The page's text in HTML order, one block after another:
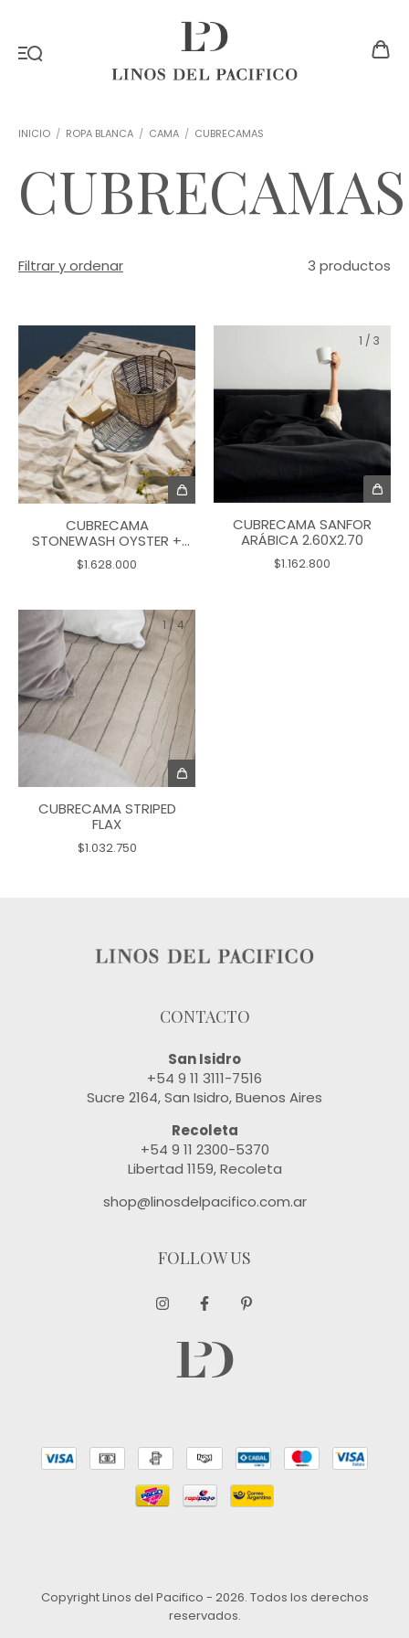
INICIO / ROPA BLANCA / CAMA / CUBRECAMAS
CUBRECAMAS
Filtrar y ordenar 3 productos
CUBRECAMA
STONEWASH OYSTER +
DOVE 2.80X2.70
$1.628.000
1 / 3
CUBRECAMA SANFOR
ARÁBICA 2.60X2.70
$1.162.800
1 /4
CUBRECAMA STRIPED
FLAX
$1.032.750
CONTACTO
San Isidro
+54 9 11 3111-7516
Sucre 2164, San Isidro, Buenos Aires
Recoleta
+54 9 11 2300-5370
Libertad 1159, Recoleta
shop@linosdelpacifico.com.ar
FOLLOW US
Copyright Linos del Pacifico - 2026. Todos los derechos
reservados.